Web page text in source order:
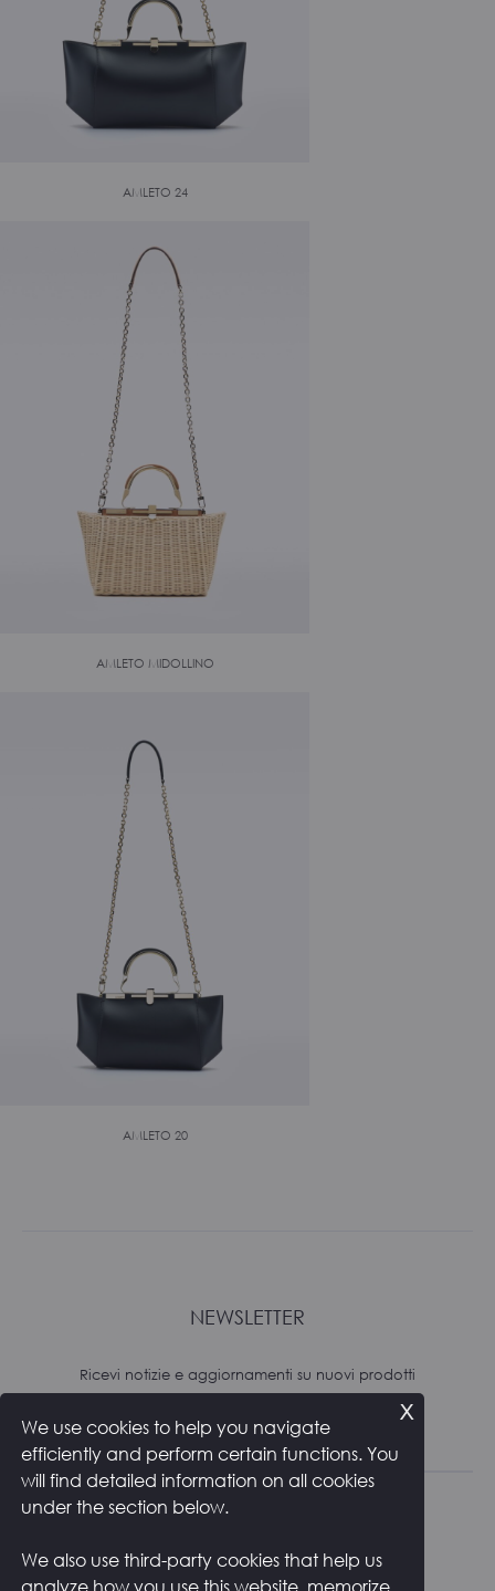
AMLETO 24
AMLETO MIDOLLINO
AMLETO 20
NEWSLETTER
Ricevi notizie e aggiornamenti su nuovi prodotti
Subscribe
We use cookies to help you navigate
efficiently and perform certain functions. You
will find detailed information on all cookies
under the section below.
We also use third-party cookies that help us
analyze how you use this website, memorize
x